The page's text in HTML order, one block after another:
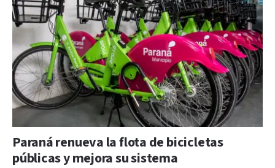
Paraná renueva la flota de bicicletas
públicas y mejora su sistema